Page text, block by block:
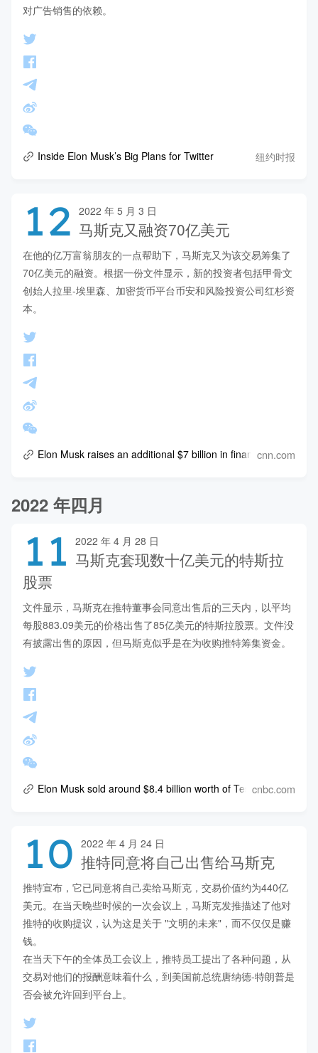
对广告销售的依赖。
Inside Elon Musk’s Big Plans for Twitter 纽约时报
12 2022 年 5 月 3 日
马斯克又融资70亿美元
在他的亿万富翁朋友的一点帮助下，马斯克又为该交易筹集了
70亿美元的融资。根据一份文件显示，新的投资者包括甲骨文
创始人拉里-埃里森、加密货币平台币安和风险投资公司红杉资
本。
Elon Musk raises an additional $7 billion in financing for
cnn.com
2022 年四月
11 2022 年 4 月 28 日
马斯克套现数十亿美元的特斯拉
股票
文件显示，马斯克在推特董事会同意出售后的三天内，以平均
每股883.09美元的价格出售了85亿美元的特斯拉股票。文件没
有披露出售的原因，但马斯克似乎是在为收购推特筹集资金。
Elon Musk sold around $8.4 billion worth of Tesla shares this
cnbc.com
10 2022 年 4 月 24 日
推特同意将自己出售给马斯克
推特宣布，它已同意将自己卖给马斯克，交易价值约为440亿
美元。在当天晚些时候的一次会议上，马斯克发推描述了他对
推特的收购提议，认为这是关于 "文明的未来"，而不仅仅是赚
钱。
在当天下午的全体员工会议上，推特员工提出了各种问题，从
交易对他们的报酬意味着什么，到美国前总统唐纳德-特朗普是
否会被允许回到平台上。